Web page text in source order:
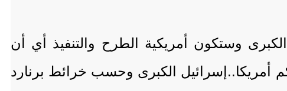
وستكون أمريكية الطرح والتنفيذ أي أن
أمريكا..إسرائيل الكبرى وحسب خرائط برنارد